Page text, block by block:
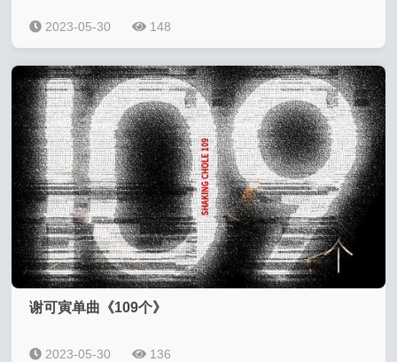
2023-05-30 148
谢可寅单曲《109个》
2023-05-30 136